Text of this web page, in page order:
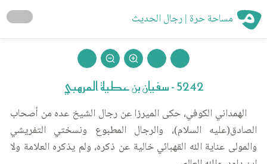
مساحة حرة | رجال الحديث
5242 - سفيان بن عطية المرهبي
الهمداني الكوفي، حكى الميرزا عن رجال الشيخ عده من أصحاب
الصادق(عليه السلام)، والرجال المطبوع ونسختي التفريشي
والمولى عناية الله القهبائي خالية عن ذكره، ولم يذكره العلامة ولا